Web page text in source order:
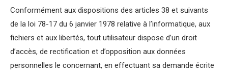
Conformément aux dispositions des articles 38 et suivants
de la loi 78-17 du 6 janvier 1978 relative à l’informatique, aux
fichiers et aux libertés, tout utilisateur dispose d’un droit
d’accès, de rectification et d’opposition aux données
personnelles le concernant, en effectuant sa demande écrite